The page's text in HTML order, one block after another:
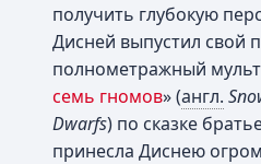
получить глубокую
Дисней выпустил свой
полнометражный
семь гномов» (англ.
Dwarfs) по сказке
принесла Диснею